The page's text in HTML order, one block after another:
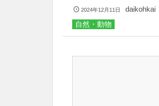
2024年12月11日
daikohkai
自然・動物